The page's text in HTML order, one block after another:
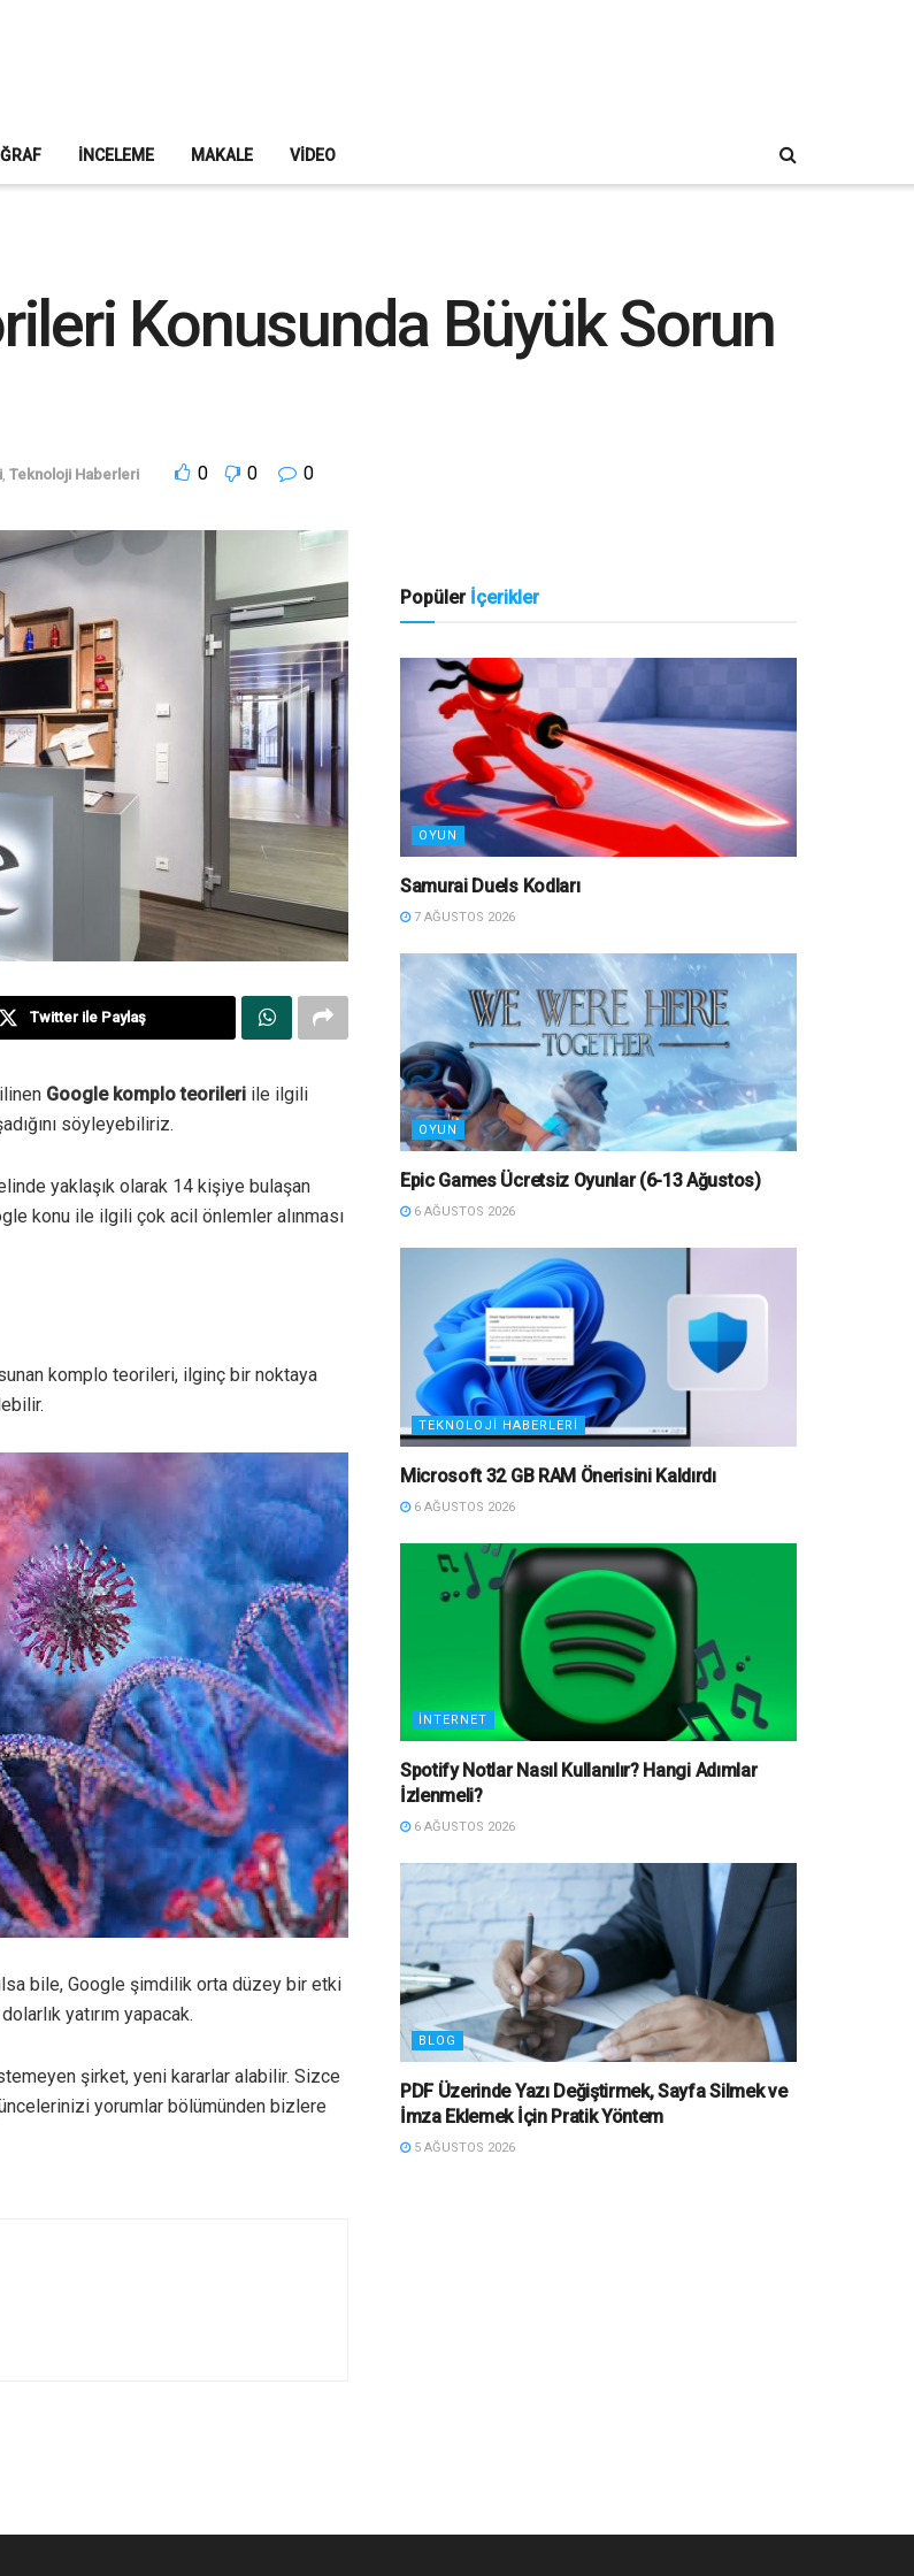
İNCELEME MAKALE VIDEO
Konusunda Büyük Sorun
, Teknoloji Haberleri 0 0 0
Twitter ile Paylaş
Google komplo teorileri ile ilgili
söyleyebiliriz.
yaklaşık olarak 14 kişiye bulaşan
konu ile ilgili çok acil önlemler alınması
komplo teorileri, ilginç bir noktaya
bile, Google şimdilik orta düzey bir etki
yatırım yapacak.
şirket, yeni kararlar alabilir. Sizce
yorumlar bölümünden bizlere
Popüler İçerikler
OYUN
Samurai Duels Kodları
7 AĞUSTOS 2026
OYUN
Epic Games Ücretsiz Oyunlar (6-13 Ağustos)
6 AĞUSTOS 2026
TEKNOLOJI HABERLERI
Microsoft 32 GB RAM Önerisini Kaldırdı
6 AĞUSTOS 2026
İNTERNET
Spotify Notlar Nasıl Kullanılır? Hangi Adımlar
İzlenmeli?
6 AĞUSTOS 2026
BLOG
PDF Üzerinde Yazı Değiştirmek, Sayfa Silmek ve
İmza Eklemek İçin Pratik Yöntem
5 AĞUSTOS 2026